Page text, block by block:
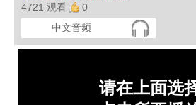
4721 观看
0
中文音频